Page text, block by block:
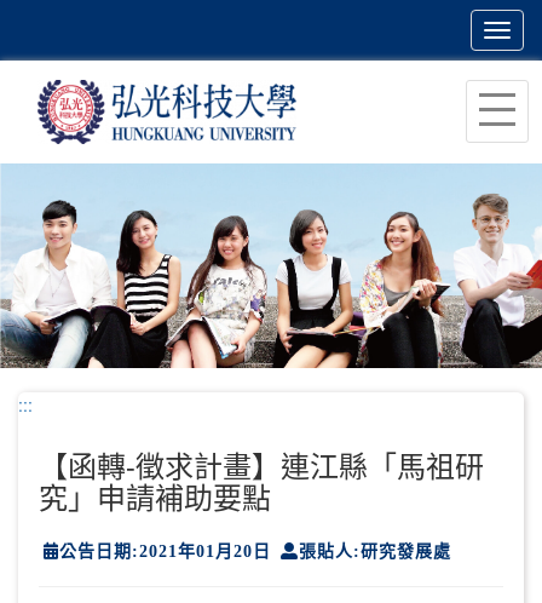
主
容
區
塊
:::
【函轉-徵求計畫】連江縣「馬祖研
究」申請補助要點
公告日期:2021年01月20日 張貼人:研究發展處